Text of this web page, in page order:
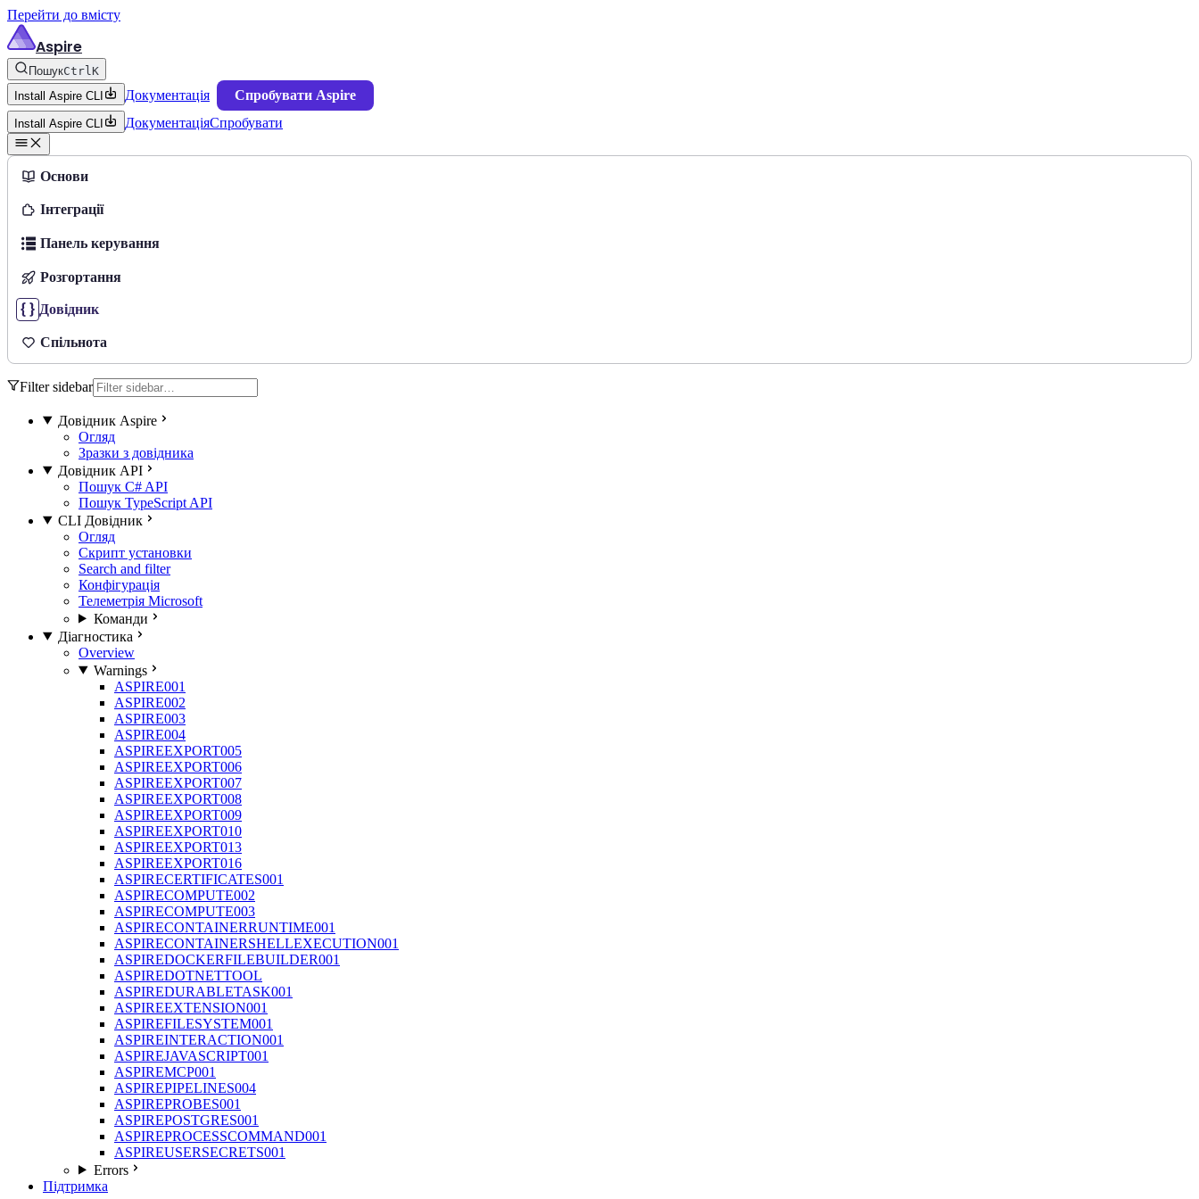
Перейти до вмісту
Aspire
ПошукCtrlK
Install Aspire CLI
Документація Спробувати Aspire
Install Aspire CLI ДокументаціяСпробувати
Основи
Інтеграції
Панель керування
Розгортання
Довідник
Спільнота
Filter sidebar
Довідник Aspire
Огляд
Зразки з довідника
Довідник API
Пошук C# API
Пошук TypeScript API
CLI Довідник
Огляд
Скрипт установки
Search and filter
Конфігурація
Телеметрія Microsoft
Команди
Діагностика
Overview
Warnings
ASPIRE001
ASPIRE002
ASPIRE003
ASPIRE004
ASPIREEXPORT005
ASPIREEXPORT006
ASPIREEXPORT007
ASPIREEXPORT008
ASPIREEXPORT009
ASPIREEXPORT010
ASPIREEXPORT013
ASPIREEXPORT016
ASPIRECERTIFICATES001
ASPIRECOMPUTE002
ASPIRECOMPUTE003
ASPIRECONTAINERRUNTIME001
ASPIRECONTAINERSHELLEXECUTION001
ASPIREDOCKERFILEBUILDER001
ASPIREDOTNETTOOL
ASPIREDURABLETASK001
ASPIREEXTENSION001
ASPIREFILESYSTEM001
ASPIREINTERACTION001
ASPIREJAVASCRIPT001
ASPIREMCP001
ASPIREPIPELINES004
ASPIREPROBES001
ASPIREPOSTGRES001
ASPIREPROCESSCOMMAND001
ASPIREUSERSECRETS001
Errors
Підтримка